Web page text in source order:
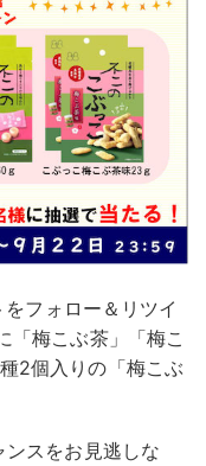
フォロー＆リツイ
「梅こぶ茶」「梅こ
2個入りの「梅こぶ
ンスをお見逃しな